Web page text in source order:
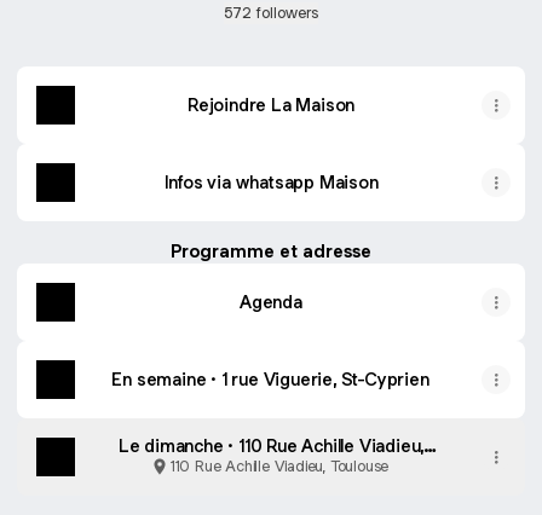
572 followers
Rejoindre La Maison
Infos via whatsapp Maison
Programme et adresse
Agenda
En semaine · 1 rue Viguerie, St-Cyprien
Le dimanche · 110 Rue Achille Viadieu,
Palais de Justice
110 Rue Achille Viadieu, Toulouse